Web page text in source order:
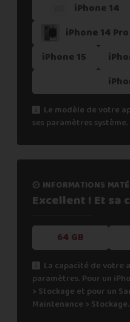
iPhone 14
iPhone 14 Pro
iPhone 15
Le modèle de votre
ses paramètres système.
informations
Excellent ! Et sa
64 GB
La capacité de votre
paramètres. Pour un
> Stockage et pour un
Maintenance > Stockage.